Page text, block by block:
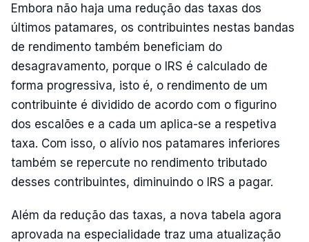
Embora não haja uma redução das taxas dos
últimos patamares, os contribuintes nestas bandas
de rendimento também beneficiam do
desagravamento, porque o IRS é calculado de
forma progressiva, isto é, o rendimento de um
contribuinte é dividido de acordo com o figurino
dos escalões e a cada um aplica-se a respetiva
taxa. Com isso, o alívio nos patamares inferiores
também se repercute no rendimento tributado
desses contribuintes, diminuindo o IRS a pagar.
Além da redução das taxas, a nova tabela agora
aprovada na especialidade traz uma atualização